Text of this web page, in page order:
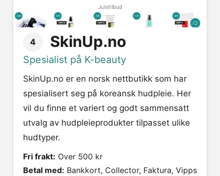
4 SkinUp.no
Spesialist på K-beauty
SkinUp.no er en norsk nettbutikk som har
spesialisert seg på koreansk hudpleie. Her
vil du finne et variert og godt sammensatt
utvalg av hudpleieprodukter tilpasset ulike
hudtyper.
Fri frakt: Over 500 kr
Betal med: Bankkort, Collector, Faktura, Vipps